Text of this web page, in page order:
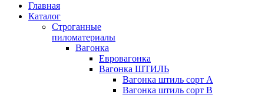
Главная
Каталог
Строганные
пиломатериалы
Вагонка
Евровагонка
Вагонка ШТИЛЬ
Вагонка штиль сорт А
Вагонка штиль сорт В